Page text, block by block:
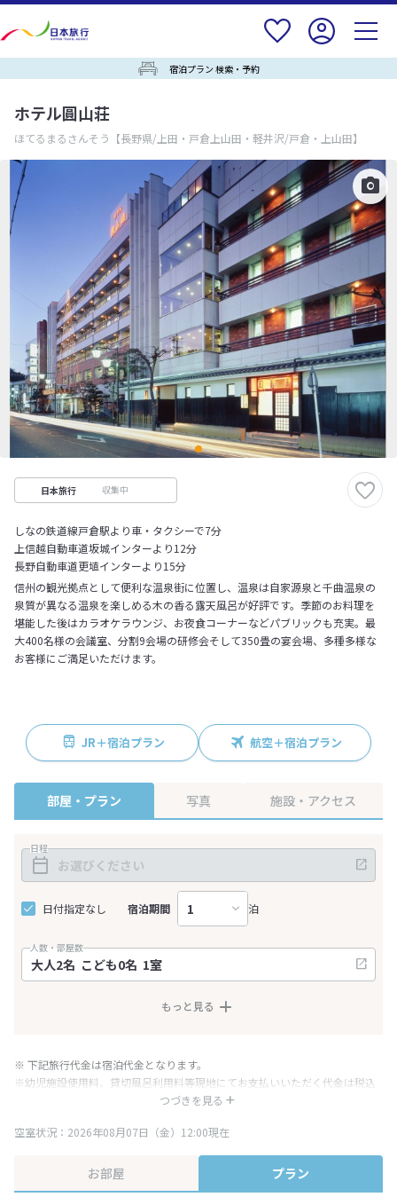
宿泊プラン 検索・予約
ホテル圓山荘
ほてるまるさんそう 【長野県/上田・戸倉上山田・軽井沢/戸倉・上山田】
日本旅行 収集中
しなの鉄道線戸倉駅より車・タクシーで7分
上信越自動車道坂城インターより12分
長野自動車道更埴インターより15分
信州の観光拠点として便利な温泉街に位置し、温泉は自家源泉と千曲温泉の
泉質が異なる温泉を楽しめる木の香る露天風呂が好評です。季節のお料理を
堪能した後はカラオケラウンジ、お夜食コーナーなどパブリックも充実。最
大400名様の会議室、分割9会場の研修会そして350畳の宴会場、多種多様な
お客様にご満足いただけます。
JR＋宿泊プラン 航空＋宿泊プラン
部屋・プラン 写真 施設・アクセス
日程
日付指定なし 宿泊期間 泊
人数・部屋数
もっと見る
つづきを見る
※ 下記旅行代金は宿泊代金となります。
※幼児施設使用料、貸切風呂利用料等現地にてお支払いいただく代金は税込
み表記となりますが、消費税増税に伴い代金が一部変更となる場合がござい
※表示されている旅行代金・プラン内容は一定時間ごとに更新されます。最
空室状況：2026年08月07日（金）12:00現在
お部屋 プラン